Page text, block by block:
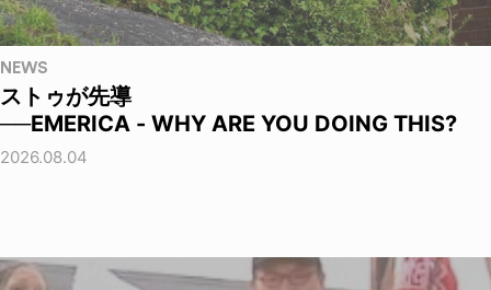
NEWS
ストゥが先導
──EMERICA - WHY ARE YOU DOING THIS?
2026.08.04